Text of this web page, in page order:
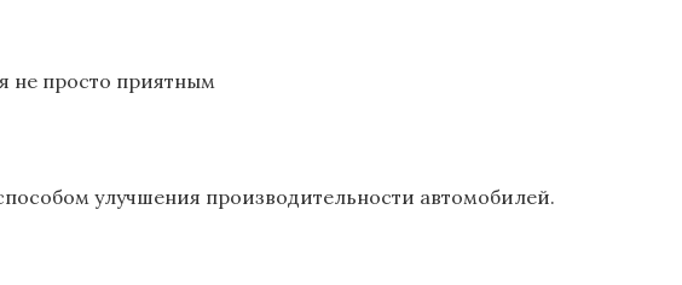
не просто приятным
улучшения производительности автомобилей.